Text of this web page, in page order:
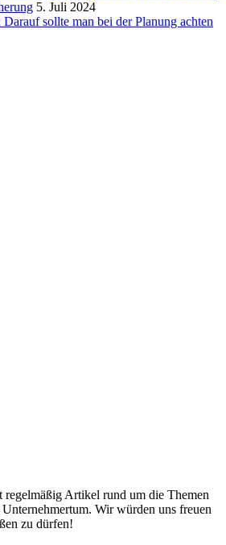
5. Juli 2024
sollte man bei der Planung achten
Artikel rund um die Themen
Wir würden uns freuen
zu dürfen!